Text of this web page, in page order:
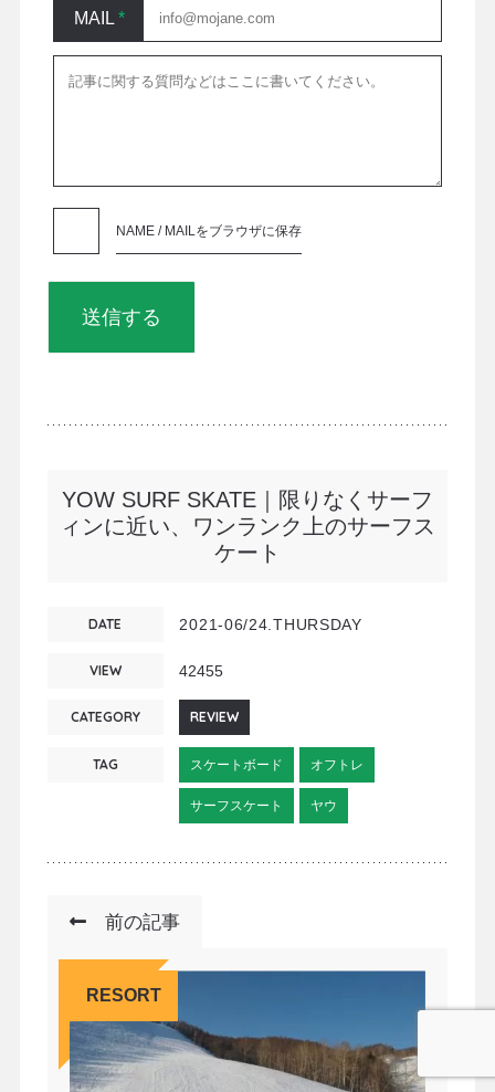
MAIL *
NAME / MAILをブラウザに保存
YOW SURF SKATE｜限りなくサーフ
ィンに近い、ワンランク上のサーフス
ケート
DATE 2021-06/24.THURSDAY
VIEW 42455
CATEGORY REVIEW
TAG スケートボード オフトレ
サーフスケート ヤウ
前の記事
RESORT